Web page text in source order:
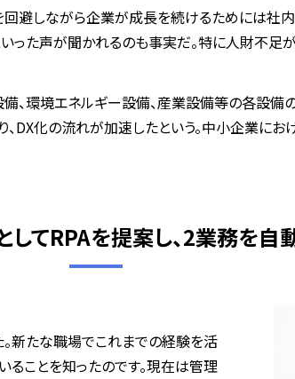
回避しながら企業が成長を続けるためには
った声が聞かれるのも事実だ。特に人財不
、環境エネルギー設備、産業設備等の各設
DX化の流れが加速したという。中小企業に
してRPAを提案し、2業務を自
新たな職場でこれまでの経験を活
ることを知ったのです。現在は管理